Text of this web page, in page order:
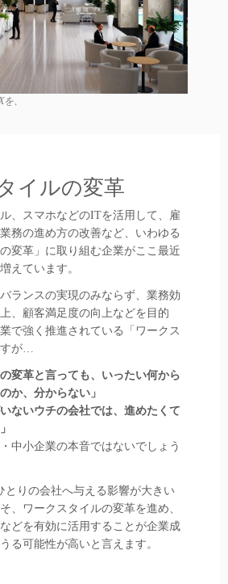
、
イルの変革
、スマホなどのITを活用して、雇
務の進め方の改善など、いわゆる
変革」に取り組む企業がここ最近
えています。
ランスの実現のみならず、業務効
、顧客満足度の向上などを目的
で強く推進されている「ワークス
が…
変革と言っても、いったい何から
か、分からない」
ないウチの会社では、進めたくて
中小企業の本音ではないでしょう
とりの会社へ与える影響が大きい
、ワークスタイルの変革を進め、
どを有効に活用することが企業成
る可能性が高いと言えます。